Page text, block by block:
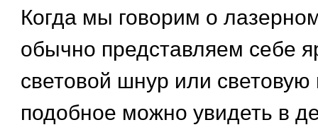
Когда мы говорим о
обычно представляем себе
световой шнур или световую
подобное можно увидеть в